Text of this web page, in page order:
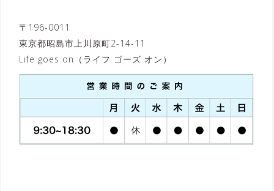
〒196-0011
東京都昭島市上川原町2-14-11
Life goes on（ライフ ゴーズ オン）